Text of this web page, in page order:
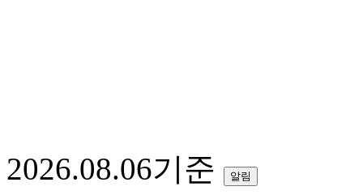
2026.08.06기준 알림